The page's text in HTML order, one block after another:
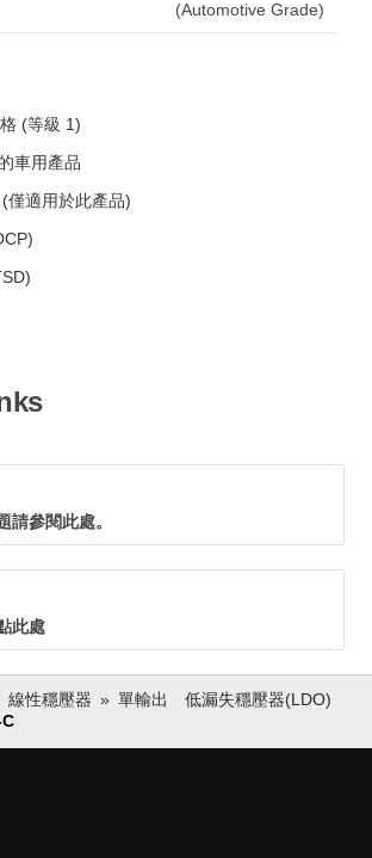
(Automotive Grade)
(等級 1)
車用產品
僅適用於此產品)
請參閱此處。
此處
線性穩壓器
單輸出 低漏失穩壓器(LDO)